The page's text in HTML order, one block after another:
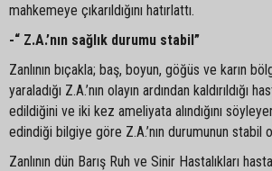
mahkemeye çıkarıldığını hatırlattı.
-“ Z.A.’nın sağlık durumu stabil”
Zanlının bıçakla; baş, boyun, göğüs ve karın
yaraladığı Z.A.’nın olayın ardından kaldırıldığı
edildiğini ve iki kez ameliyata alındığını
edindiği bilgiye göre Z.A.’nın durumunun stabil
Zanlının dün Barış Ruh ve Sinir Hastalıkları